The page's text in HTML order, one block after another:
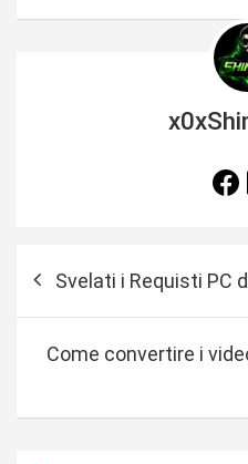
Svelati i Requisti PC
Come convertire i